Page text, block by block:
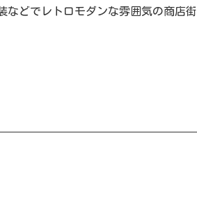
などでレトロモダンな雰囲気の商店街